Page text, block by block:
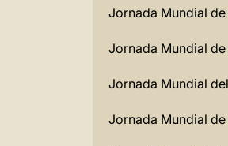
Jornada Mundial
Jornada Mundial de
Jornada Mundial
Jornada Mundial